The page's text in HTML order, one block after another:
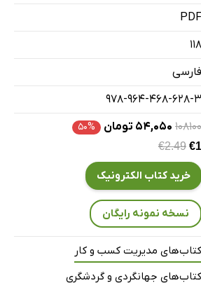
مشتریان‌
کارکنان خط مقدم‌
با عمل نمودن به بازخورد مهمانان
PDF
118
فارسی
978-964-468-628-3
۱۰۸۱۰۰ ۵۴,۰۵۰ تومان ۵۰%
€2.49 €1
خرید کتاب الکترونیک
نسخه نمونه رایگان
کتاب‌های مدیریت کسب و کار
کتاب‌های جهانگردی و گردشگری